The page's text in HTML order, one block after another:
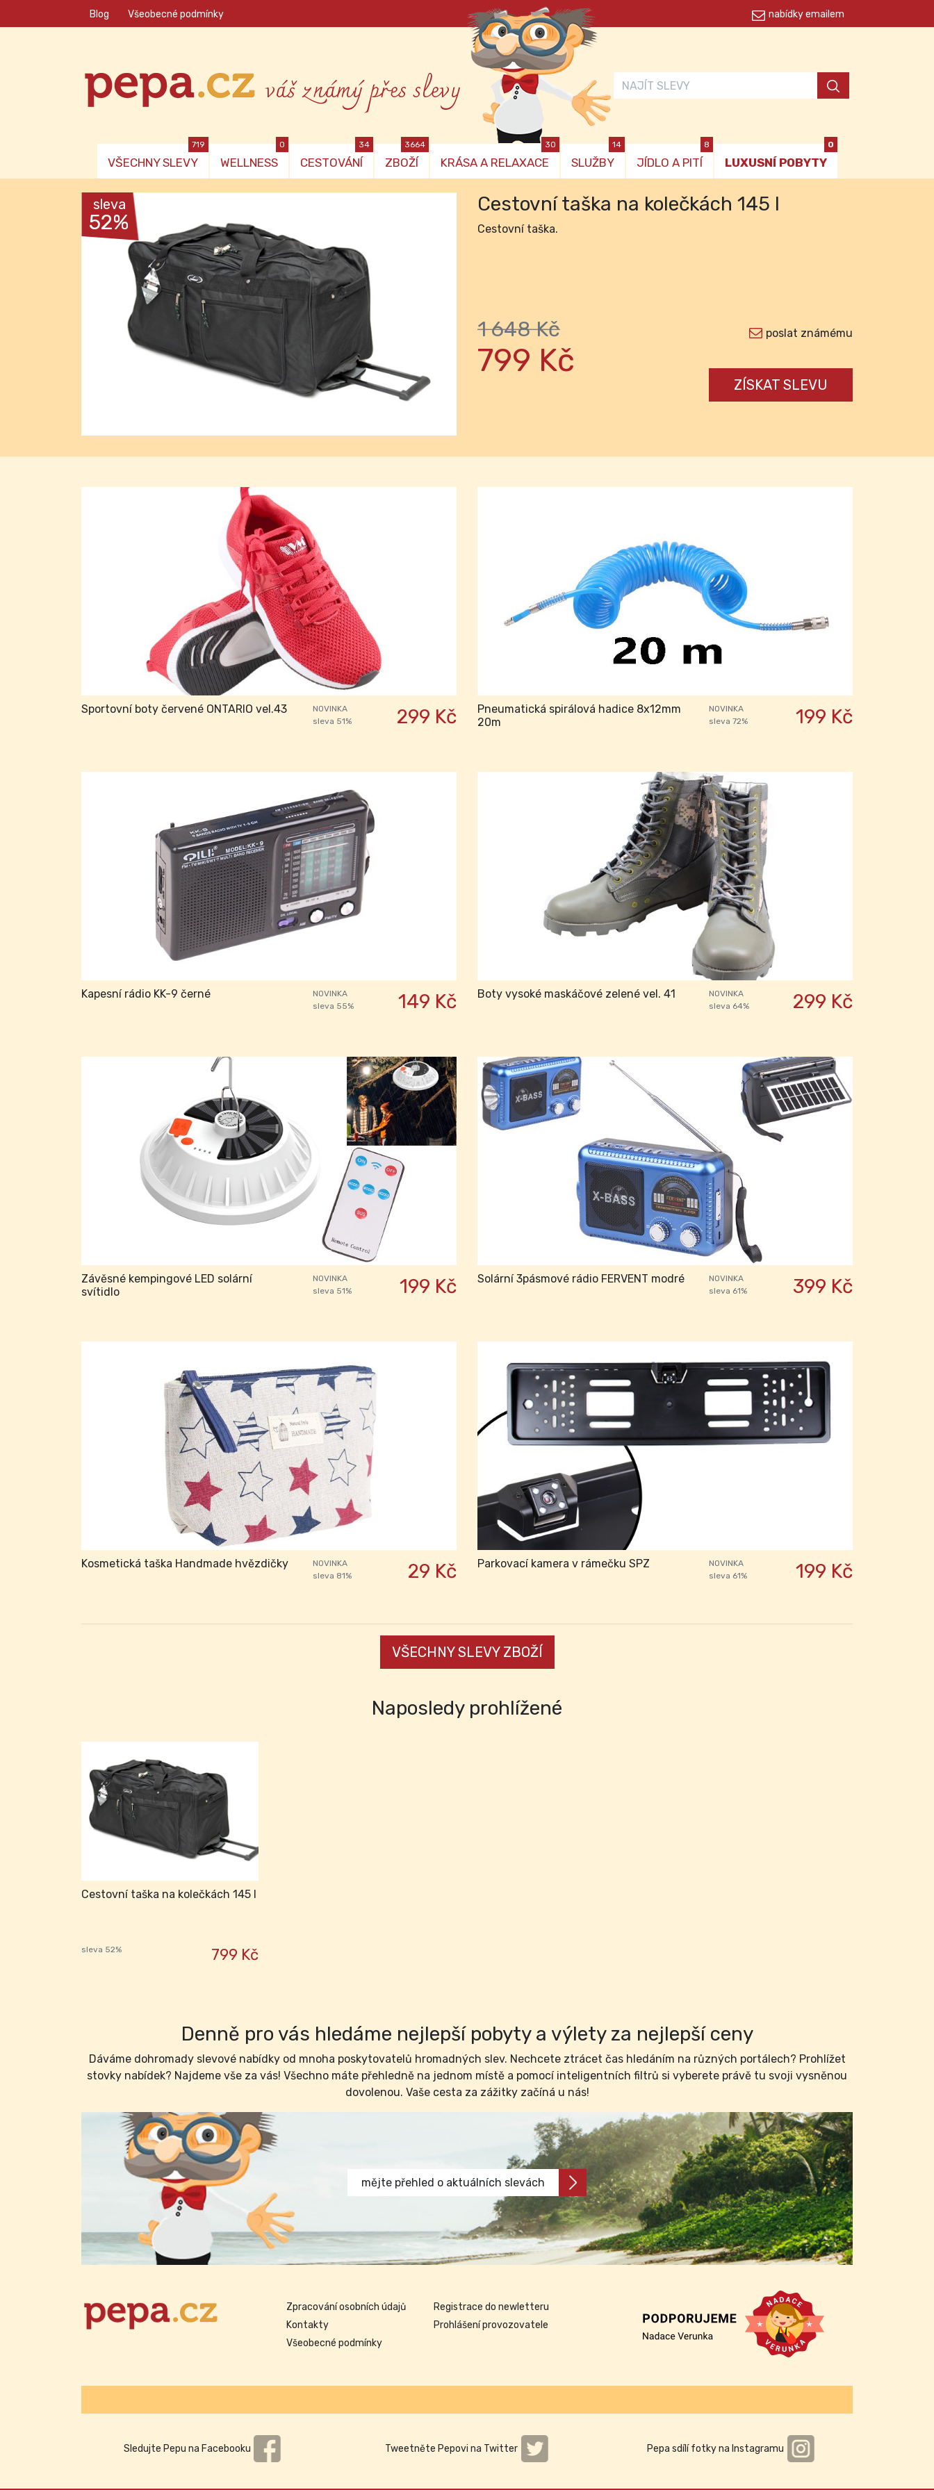
Blog Všeobecné podmínky nabídky emailem
váš známý přes slevy
VŠECHNY SLEVY
719
WELLNESS
0
CESTOVÁNÍ
34
ZBOŽÍ
3664
KRÁSA A RELAXACE
30
SLUŽBY
14
JÍDLO A PITÍ
8
LUXUSNÍ POBYTY
0
sleva
52%
Previous
Cestovní taška na kolečkách 145 l
Cestovní taška.
1 648 Kč
799 Kč
poslat známému
ZÍSKAT SLEVU
Sportovní boty červené ONTARIO vel.43
NOVINKA
sleva 51%
299 Kč
Pneumatická spirálová hadice 8x12mm
20m
NOVINKA
sleva 72%
199 Kč
Kapesní rádio KK-9 černé
NOVINKA
sleva 55%
149 Kč Boty vysoké maskáčové zelené vel. 41
NOVINKA
sleva 64%
299 Kč
Závěsné kempingové LED solární
svítidlo
NOVINKA
sleva 51%
199 Kč Solární 3pásmové rádio FERVENT modré
NOVINKA
sleva 61%
399 Kč
Kosmetická taška Handmade hvězdičky
NOVINKA
sleva 81%
29 Kč Parkovací kamera v rámečku SPZ
NOVINKA
sleva 61%
199 Kč
VŠECHNY SLEVY ZBOŽÍ
Naposledy prohlížené
Cestovní taška na kolečkách 145 l
sleva 52% 799 Kč
Denně pro vás hledáme nejlepší pobyty a výlety za nejlepší ceny
Dáváme dohromady slevové nabídky od mnoha poskytovatelů hromadných slev. Nechcete ztrácet čas hledáním na různých portálech? Prohlížet
stovky nabídek? Najdeme vše za vás! Všechno máte přehledně na jednom místě a pomocí inteligentních filtrů si vyberete právě tu svoji vysněnou
dovolenou. Vaše cesta za zážitky začíná u nás!
mějte přehled o aktuálních slevách
Zpracování osobních údajů
Kontakty
Všeobecné podmínky
Registrace do newletteru
Prohlášení provozovatele
Sledujte Pepu na Facebooku Tweetněte Pepovi na Twitter Pepa sdílí fotky na Instagramu